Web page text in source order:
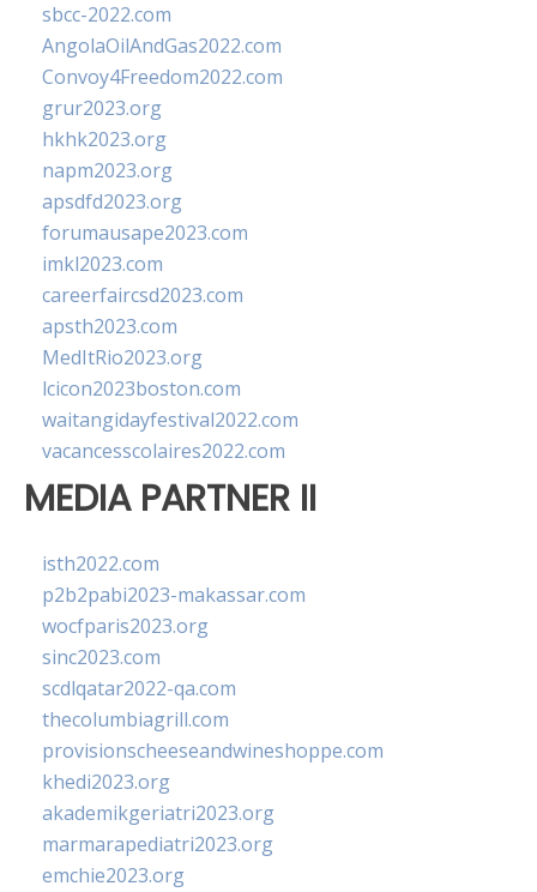
sbcc-2022.com
AngolaOilAndGas2022.com
Convoy4Freedom2022.com
grur2023.org
hkhk2023.org
napm2023.org
apsdfd2023.org
forumausape2023.com
imkl2023.com
careerfaircsd2023.com
apsth2023.com
MedItRio2023.org
lcicon2023boston.com
waitangidayfestival2022.com
vacancesscolaires2022.com
MEDIA PARTNER II
isth2022.com
p2b2pabi2023-makassar.com
wocfparis2023.org
sinc2023.com
scdlqatar2022-qa.com
thecolumbiagrill.com
provisionscheeseandwineshoppe.com
khedi2023.org
akademikgeriatri2023.org
marmarapediatri2023.org
emchie2023.org